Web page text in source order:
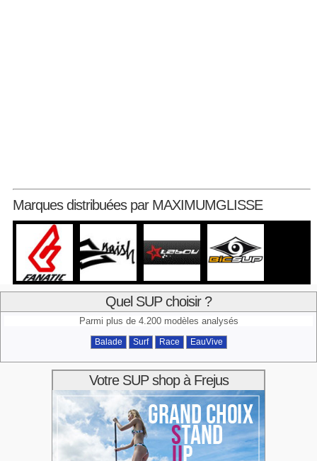
Marques distribuées par MAXIMUMGLISSE
Quel SUP choisir ?
Parmi plus de 4.200 modèles analysés
Balade Surf Race EauVive
Votre SUP shop à Frejus